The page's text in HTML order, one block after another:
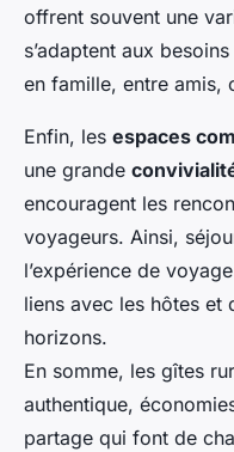
offrent souvent une
s’adaptent aux
en famille, entre amis,
Enfin, les espaces
une grande
encouragent les
voyageurs. Ainsi,
l’expérience de
liens avec les hôtes et
horizons.
En somme, les gîtes
authentique,
partage qui font de